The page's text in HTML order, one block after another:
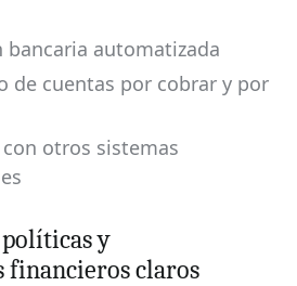
bancaria automatizada
de cuentas por cobrar y por
otros sistemas
y
financieros claros